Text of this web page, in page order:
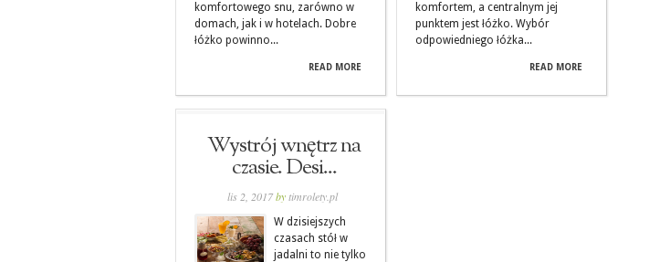
komfortowego snu, zarówno w
domach, jak i w hotelach. Dobre
łóżko powinno...
READ MORE
komfortem, a centralnym jej
punktem jest łóżko. Wybór
odpowiedniego łóżka...
READ MORE
Wystrój wnętrz na
czasie. Desi...
lis 2, 2017by timrolety.pl
W dzisiejszych
czasach stół w
jadalni to nie tylko